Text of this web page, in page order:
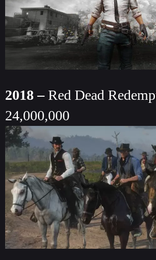
2018 –Red Dead
24,000,000